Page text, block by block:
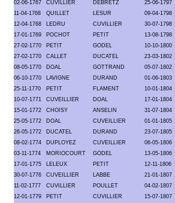
02-06-1767
CUVILLIER DEBRETZ 25-06-1797
11-04-1768
QUILLET LESUR 09-04-1798
12-04-1768
LEDRU CUVILLIER 30-07-1798
17-01-1769
POCHOT PETIT 13-08-1798
27-02-1770
PETIT GODEL 10-10-1800
27-02-1770
CALLET DUCATEL 23-03-1802
08-05-1770
DOAL GOTTRAND 05-07-1802
06-10-1770
LAVIGNE DURAND 01-06-1803
25-11-1770
PETIT FLAMENT 10-01-1804
10-07-1771
CUVEILLIER DOAL 17-01-1804
15-01-1772
CHOISY ANSELIN 31-07-1804
25-05-1772
DOAL CUVEILLIER 01-01-1805
26-05-1772
DUCATEL DURAND 23-07-1805
08-02-1774
DUPLOYEZ CUVEILLIER 06-05-1806
03-11-1774
MORIOCOURT GODEL 13-05-1806
17-01-1775
LELEUX PETIT 12-11-1806
30-07-1776
CUVEILLIER LABBE 21-01-1807
11-02-1777
CUVILLIER POULLET 04-02-1807
12-01-1779
PETIT CUVILLIER 15-07-1807